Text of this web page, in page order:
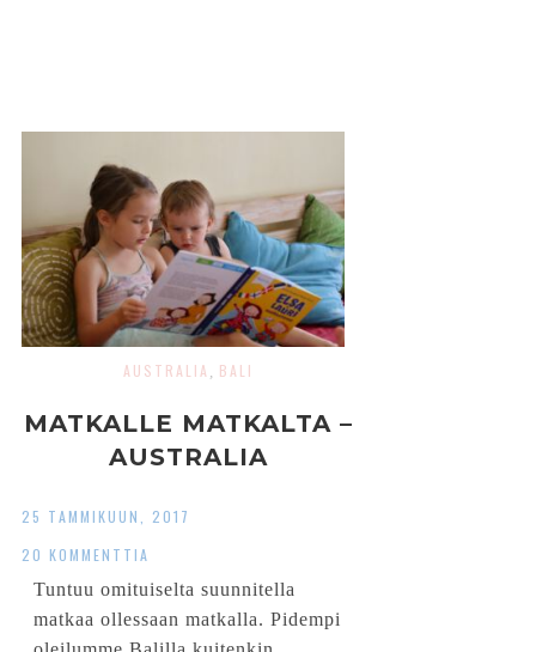
AUSTRALIA BALI
MATKALLE MATKALTA –
AUSTRALIA
25 TAMMIKUUN, 2017
20 KOMMENTTIA
Tuntuu omituiselta suunnitella
matkaa ollessaan matkalla. Pidempi